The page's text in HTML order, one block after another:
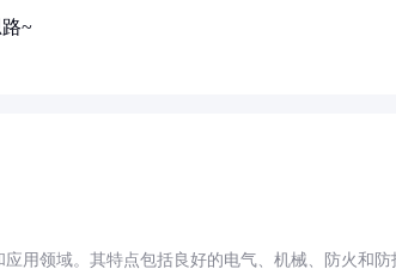
~
用领域。其特点包括良好的电气、机械、防火和防